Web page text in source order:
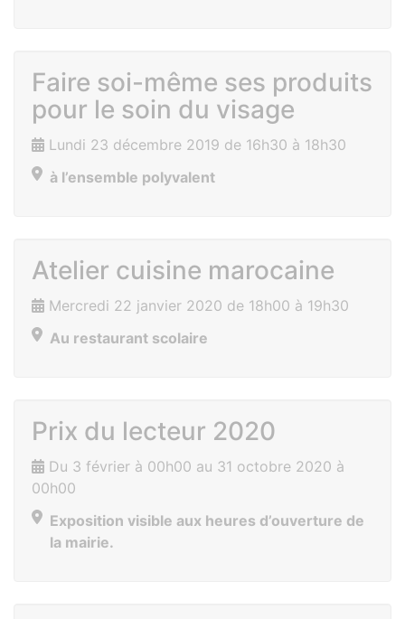
Faire soi-même ses produits
pour le soin du visage
Lundi 23 décembre 2019 de 16h30 à 18h30
à l’ensemble polyvalent
Atelier cuisine marocaine
Mercredi 22 janvier 2020 de 18h00 à 19h30
Au restaurant scolaire
Prix du lecteur 2020
Du 3 février à 00h00 au 31 octobre 2020 à
00h00
Exposition visible aux heures d’ouverture de
la mairie.